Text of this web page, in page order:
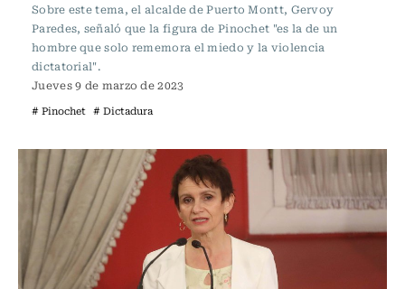
Sobre este tema, el alcalde de Puerto Montt, Gervoy
Paredes, señaló que la figura de Pinochet "es la de un
hombre que solo rememora el miedo y la violencia
dictatorial".
Jueves 9 de marzo de 2023
# Pinochet # Dictadura